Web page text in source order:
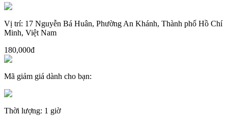
Vị trí: 17 Nguyễn Bá Huân, Phường An Khánh, Thành phố Hồ Chí
Minh, Việt Nam
180,000đ
Mã giảm giá dành cho bạn:
Thời lượng: 1 giờ